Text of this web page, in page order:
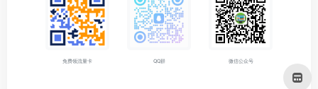
免费领流量卡 QQ群 微信公众号